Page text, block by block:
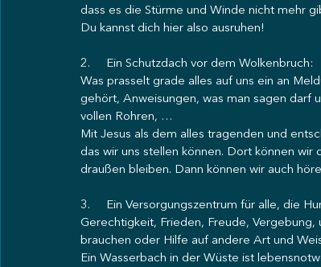
dass es die Stürme und Winde nicht mehr
Du kannst dich hier also ausruhen!
2.     Ein Schutzdach vor dem Wolkenbruch:
Was prasselt grade alles auf uns ein an
gehört, Anweisungen, was man sagen darf
vollen Rohren, …
Mit Jesus als dem alles tragenden und
das wir uns stellen können. Dort können
draußen bleiben. Dann können wir auch
3.     Ein Versorgungszentrum für alle, die
Gerechtigkeit, Frieden, Freude, Vergebung,
brauchen oder Hilfe auf andere Art und
Ein Wasserbach in der Wüste ist